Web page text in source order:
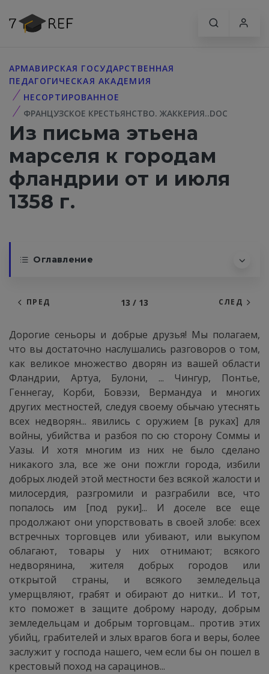
АРМАВИРСКАЯ ГОСУДАРСТВЕННАЯ
ПЕДАГОГИЧЕСКАЯ АКАДЕМИЯ
НЕСОРТИРОВАННОЕ
ФРАНЦУЗСКОЕ КРЕСТЬЯНСТВО. ЖАККЕРИЯ..DOC
Из письма этьена
марселя к городам
фландрии от и июля
1358 г.
Оглавление
ПРЕД 13 / 13 СЛЕД
Дорогие сеньоры и добрые друзья! Мы полагаем,
что вы достаточно наслушались разговоров о том,
как великое множество дворян из вашей области
Фландрии, Артуа, Булони, ... Чингур, Понтье,
Геннегау, Корби, Бовэзи, Вермандуа и многих
других местностей, следуя своему обычаю утеснять
всех недворян... явились с оружием [в руках] для
войны, убийства и разбоя по сю сторону Соммы и
Уазы. И хотя многим из них не было сделано
никакого зла, все же они пожгли города, избили
добрых людей этой местности без всякой жалости и
милосердия, разгромили и разграбили все, что
попалось им [под руки]... И доселе все еще
продолжают они упорствовать в своей злобе: всех
встречных торговцев или убивают, или выкупом
облагают, товары у них отнимают; всякого
недворянина, жителя добрых городов или
открытой страны, и всякого земледельца
умерщвляют, грабят и обирают до нитки... И тот,
кто поможет в защите доброму народу, добрым
земледельцам и добрым торговцам... против этих
убийц, грабителей и злых врагов бога и веры, более
заслужит у господа нашего, чем если бы он пошел в
крестовый поход на сарацинов...